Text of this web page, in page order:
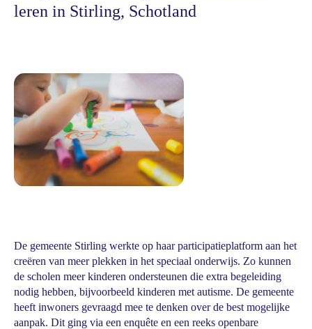
leren in Stirling, Schotland
De gemeente Stirling werkte op haar participatieplatform aan het
creëren van meer plekken in het speciaal onderwijs. Zo kunnen
de scholen meer kinderen ondersteunen die extra begeleiding
nodig hebben, bijvoorbeeld kinderen met autisme. De gemeente
heeft inwoners gevraagd mee te denken over de best mogelijke
aanpak. Dit ging via een enquête en een reeks openbare